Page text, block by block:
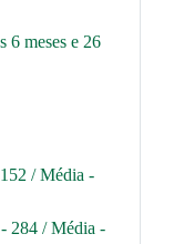
6 meses e 26
/ Média -
284 / Média -